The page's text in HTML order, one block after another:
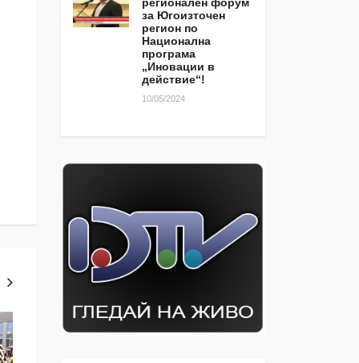
ТЕМА ЗА КОМЕНТАР
за Югоизточен
регион по
Национална
програма
„Иновации в
действие“!
10/05/2024